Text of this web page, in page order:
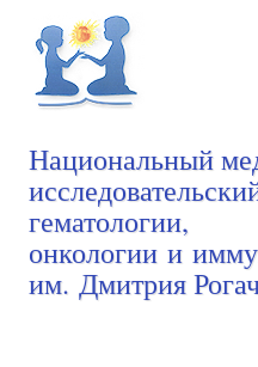
Национальный
гематологии,
онкологии и
им. Дмитрия